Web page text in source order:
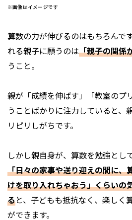
※画像はイメージです
算数の力が伸びるのはもちろんで
れる親子に願うのは「親子の関係
うこと。
親が「成績を伸ばす」「教室のプ
うことばかりに注力していると、
リピリしがちです。
しかし親自身が、算数を勉強とし
「日々の家事や送り迎えの間に、
けを取り入れちゃおう」くらいの
ると、子どもも抵抗なく、楽しく
ができます。